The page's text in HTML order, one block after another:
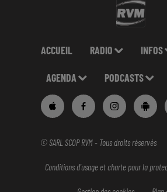
ACCUEIL RADIO INFOS
AGENDA PODCASTS
© SARL SCOP RVM - Tous droits réservés
Conditions d'usage et charte pour la